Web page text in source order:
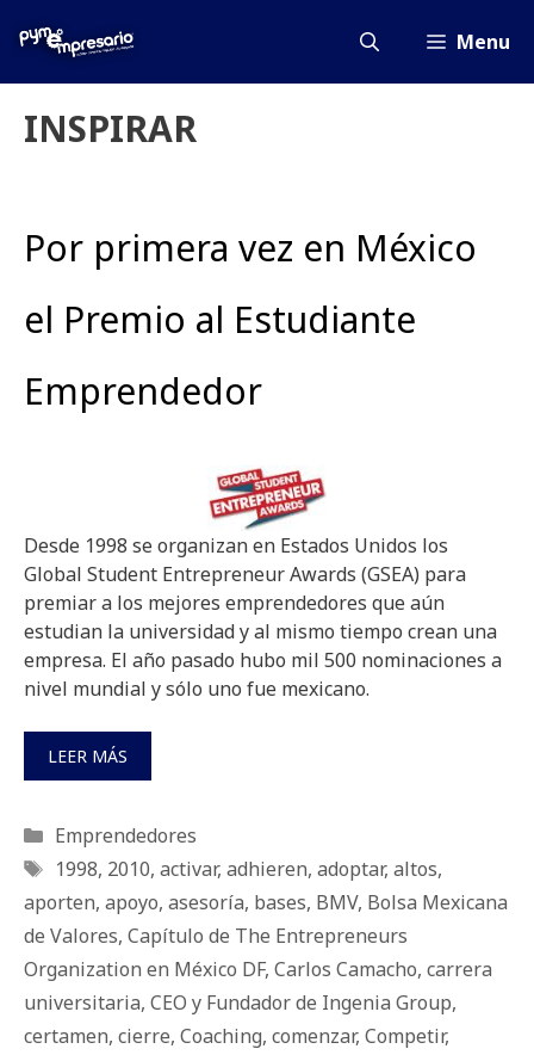
Menu
INSPIRAR
Por primera vez en México
el Premio al Estudiante
Emprendedor
Desde 1998 se organizan en Estados Unidos los
Global Student Entrepreneur Awards (GSEA) para
premiar a los mejores emprendedores que aún
estudian la universidad y al mismo tiempo crean una
empresa. El año pasado hubo mil 500 nominaciones a
nivel mundial y sólo uno fue mexicano.
LEER MÁS
Categorías
Emprendedores
Etiquetas
1998, 2010, activar, adhieren, adoptar, altos,
aporten, apoyo, asesoría, bases, BMV, Bolsa Mexicana
de Valores, Capítulo de The Entrepreneurs
Organization en México DF, Carlos Camacho, carrera
universitaria, CEO y Fundador de Ingenia Group,
certamen, cierre, Coaching, comenzar, Competir,